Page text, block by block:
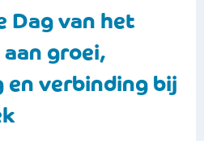
Dag van het
groei,
verbinding bij